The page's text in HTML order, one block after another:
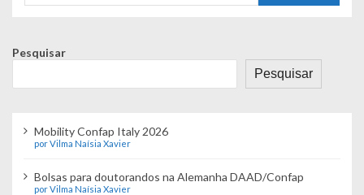
Pesquisar
Pesquisar
Mobility Confap Italy 2026
por Vilma Naísia Xavier
Bolsas para doutorandos na Alemanha DAAD/Confap
por Vilma Naísia Xavier